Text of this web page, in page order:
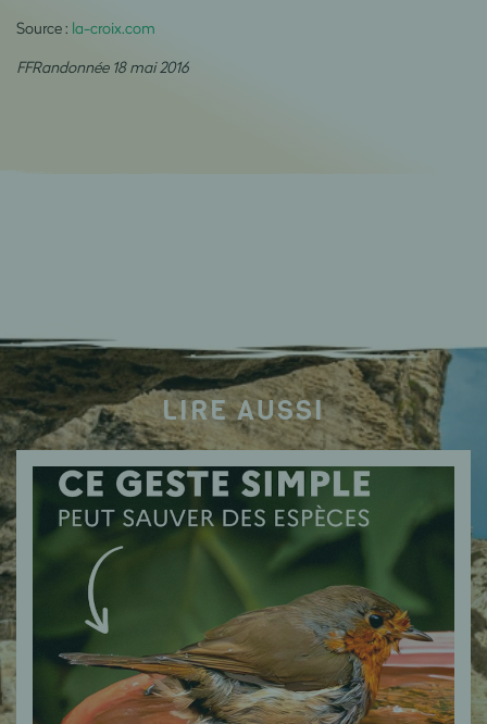
Source : la-croix.com
FFRandonnée 18 mai 2016
LIRE AUSSI